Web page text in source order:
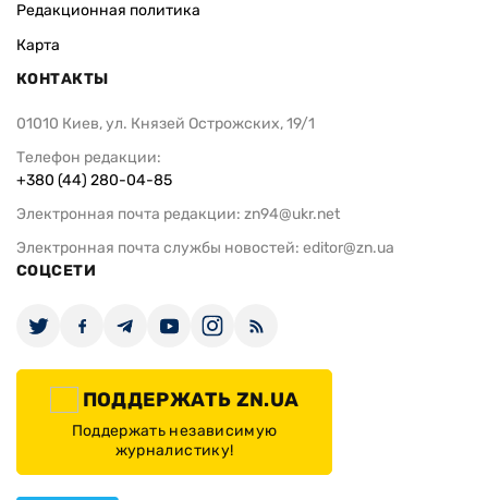
Редакционная политика
Карта
КОНТАКТЫ
01010 Киев, ул. Князей Острожских, 19/1
Телефон редакции:
+380 (44) 280-04-85
Электронная почта редакции: zn94@ukr.net
Электронная почта службы новостей: editor@zn.ua
СОЦСЕТИ
ПОДДЕРЖАТЬ ZN.UA
Поддержать независимую
журналистику!